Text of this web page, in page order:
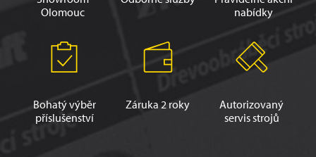
Olomouc
nabídky
Bohatý výběr
příslušenství
Záruka 2 roky
Autorizovaný
servis strojů